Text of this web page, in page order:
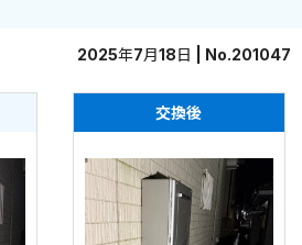
2025年7月18日 | No.201047
交換後